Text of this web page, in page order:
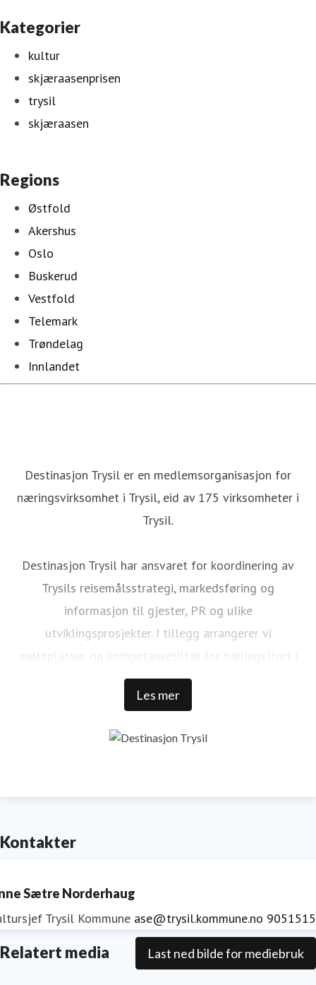
Kategorier
kultur
skjæraasenprisen
trysil
skjæraasen
Regions
Østfold
Akershus
Oslo
Buskerud
Vestfold
Telemark
Trøndelag
Innlandet
Destinasjon Trysil er en medlemsorganisasjon for
næringsvirksomhet i Trysil, eid av 175 virksomheter i
Trysil.
Destinasjon Trysil har ansvaret for koordinering av
Trysils reisemålsstrategi, markedsføring og
informasjon til gjester, PR og ulike
utviklingsprosjekter. I tillegg arrangerer vi
møteplasser og kompetansetiltak for næringslivet i
kommunen.
har over 1 000 000 gjestedøgn, 32 000 senger rundt
sykkeldager, 100 km med naturlig sykkelstier,
sykkelparker, over 65 km tilrettelagte sykkelstier og
av de kommersielle gjestedøgnene i Trysil kommer fra
utlandet. Trysil reiselivsstrategi 2030 viser retningen
for en optimalisert og bærekraftig vekst, med en
offensiv satsning på å videreutvikle Trysil som
Les mer
Kontakter
Sætre Norderhaug
Trysil Kommune ase@trysil.kommune.no
Relatert media Last ned bilde for mediebruk